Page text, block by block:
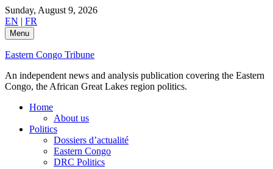
Skip
to
content
Sunday, August 9, 2026
EN | FR
Menu
Eastern Congo Tribune
An independent news and analysis publication covering the Eastern
Congo, the African Great Lakes region politics.
Home
About us
Politics
Dossiers d’actualité
Eastern Congo
DRC Politics